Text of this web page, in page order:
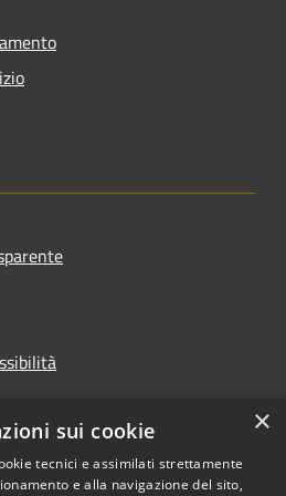
Copyright © 2026 • Comune di
×
sui cookie
tecnici e assimilati strettamente
e alla navigazione del sito,